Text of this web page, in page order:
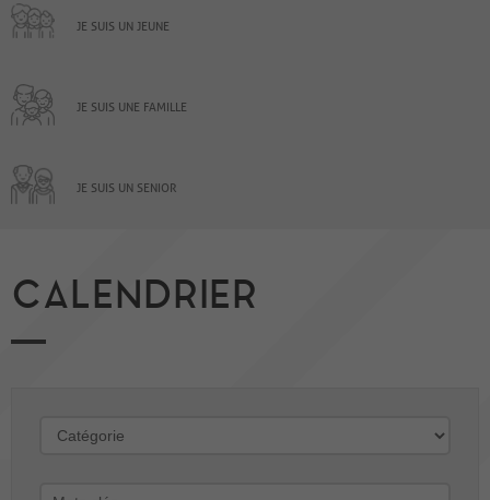
JE SUIS UN JEUNE
JE SUIS UNE FAMILLE
JE SUIS UN SENIOR
CALENDRIER